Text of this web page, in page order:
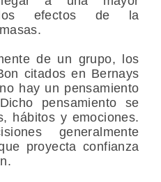
los efectos de la
de un grupo, los
citados en Bernays
hay un pensamiento
pensamiento se
hábitos y emociones.
generalmente
proyecta confianza